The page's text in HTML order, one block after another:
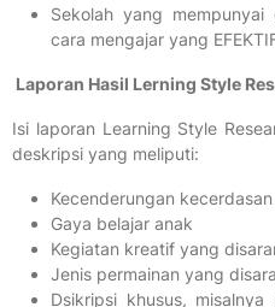
Sekolah yang mempunyai
cara mengajar yang
Laporan Hasil Lerning Style
Isi laporan Learning Style
deskripsi yang meliputi:
Kecenderungan
Gaya belajar anak
Kegiatan kreatif yang
Jenis permainan yang
Dsikripsi khusus,